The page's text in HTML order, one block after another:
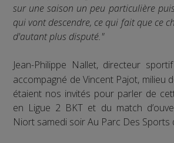
sur une saison un peu particulière
qui vont descendre, ce qui fait que ce
d'autant plus disputé."
Jean-Philippe Nallet, directeur
accompagné de Vincent Pajot, milieu
étaient nos invités pour parler de
en Ligue 2 BKT et du match
Niort samedi soir Au Parc Des Sports